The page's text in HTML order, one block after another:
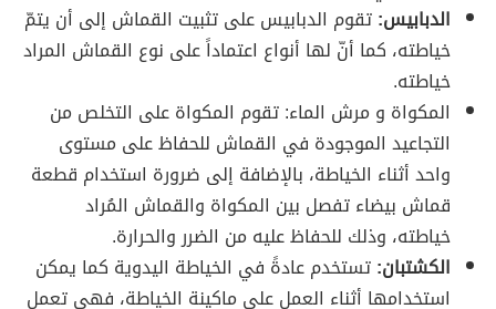
الدبابيس:تقوم الدبابيس على تثبيت القماش إلى أن يتمّ
خياطته، كما أنّ لها أنواع اعتماداً على نوع القماش المراد
خياطته.
المكواة و مرش الماء: تقوم المكواة على التخلص من
التجاعيد الموجودة في القماش للحفاظ على مستوى
واحد أثناء الخياطة، بالإضافة إلى ضرورة استخدام قطعة
قماش بيضاء تفصل بين المكواة والقماش المُراد
خياطته، وذلك للحفاظ عليه من الضرر والحرارة.
الكشتبان:تستخدم عادةً في الخياطة اليدوية كما يمكن
استخدامها أثناء العمل على ماكينة الخياطة، فهي تعمل